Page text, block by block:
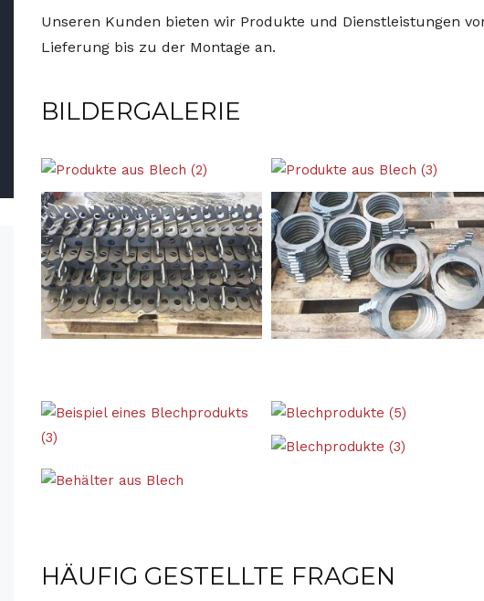
Unseren Kunden bieten wir Produkte und Dienstleistungen
Lieferung bis zu der Montage an.
BILDERGALERIE
HÄUFIG GESTELLTE FRAGEN